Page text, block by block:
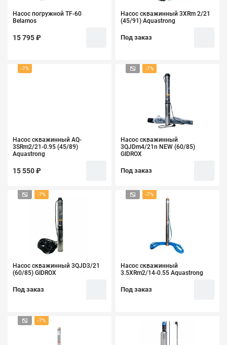
Насос погружной TF-60
Belamos
15 795 ₽
Насос скважинный 3XRm 2/21
(45/91) Aquastrong
Под заказ
-7%
Насос скважинный AQ-
3SRm2/21-0.95 (45/89)
Aquastrong
15 550 ₽
-7%
Насос скважинный
3QJDm4/21n NEW (60/85)
GIDROX
Под заказ
-7%
Насос скважинный 3QJD3/21
(60/85) GIDROX
Под заказ
-7%
Насос скважинный
3.5XRm2/14-0.55 Aquastrong
Под заказ
-7%